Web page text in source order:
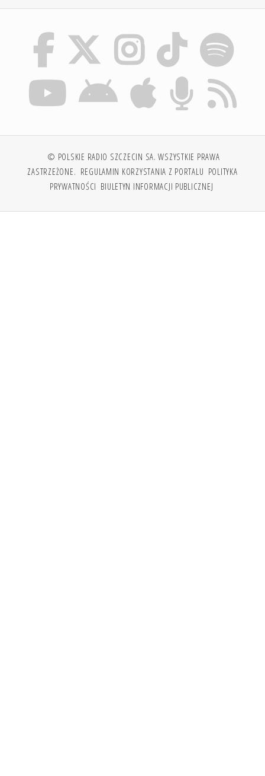
© POLSKIE RADIO SZCZECIN SA. WSZYSTKIE PRAWA
ZASTRZEŻONE. REGULAMIN KORZYSTANIA Z PORTALU POLITYKA
PRYWATNOŚCI BIULETYN INFORMACJI PUBLICZNEJ